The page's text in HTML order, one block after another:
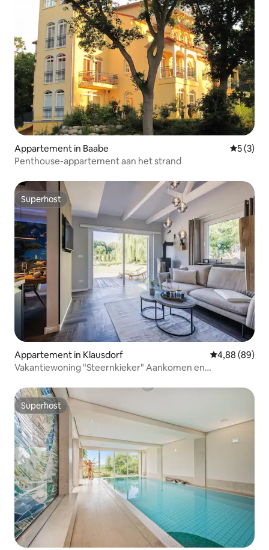
Appartement in Baabe
5 (3)
Penthouse-appartement aan het strand
Superhost
Superhost
Appartement in Klausdorf Gemiddelde
4,88 (89)
Vakantiewoning "Steernkieker" Aankomen en
Superhost
Superhost